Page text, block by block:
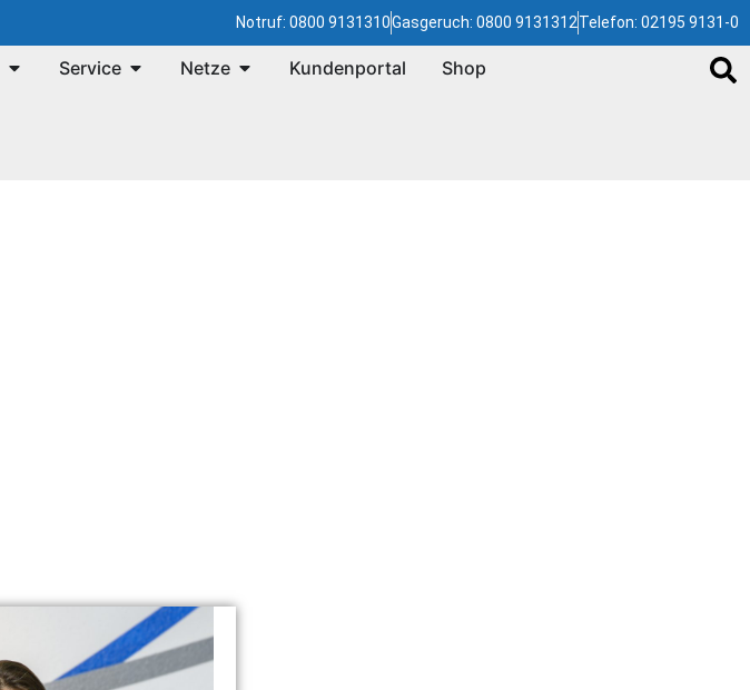
Notruf: 0800 9131310Gasgeruch: 0800 9131312Telefon: 02195 9131-0
Service Netze Kundenportal Shop